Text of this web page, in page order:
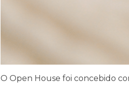
O Open House foi concebido